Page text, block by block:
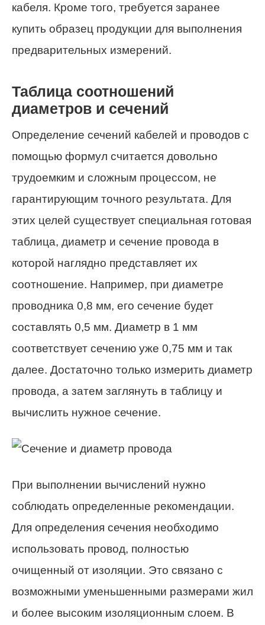
кабеля. Кроме того, требуется заранее
купить образец продукции для выполнения
предварительных измерений.
Таблица соотношений
диаметров и сечений
Определение сечений кабелей и проводов с
помощью формул считается довольно
трудоемким и сложным процессом, не
гарантирующим точного результата. Для
этих целей существует специальная готовая
таблица, диаметр и сечение провода в
которой наглядно представляет их
соотношение. Например, при диаметре
проводника 0,8 мм, его сечение будет
составлять 0,5 мм. Диаметр в 1 мм
соответствует сечению уже 0,75 мм и так
далее. Достаточно только измерить диаметр
провода, а затем заглянуть в таблицу и
вычислить нужное сечение.
При выполнении вычислений нужно
соблюдать определенные рекомендации.
Для определения сечения необходимо
использовать провод, полностью
очищенный от изоляции. Это связано с
возможными уменьшенными размерами жил
и более высоким изоляционным слоем. В